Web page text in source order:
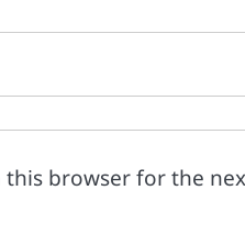
this browser for the